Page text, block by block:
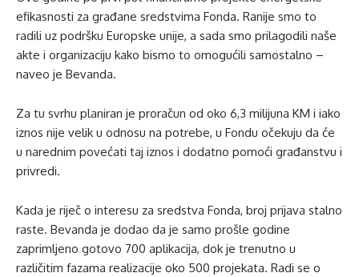
efikasnosti za građane sredstvima Fonda. Ranije smo to
radili uz podršku Europske unije, a sada smo prilagodili naše
akte i organizaciju kako bismo to omogućili samostalno –
naveo je Bevanda.
Za tu svrhu planiran je proračun od oko 6,3 milijuna KM i iako
iznos nije velik u odnosu na potrebe, u Fondu očekuju da će
u narednim povećati taj iznos i dodatno pomoći građanstvu i
privredi.
Kada je riječ o interesu za sredstva Fonda, broj prijava stalno
raste. Bevanda je dodao da je samo prošle godine
zaprimljeno gotovo 700 aplikacija, dok je trenutno u
različitim fazama realizacije oko 500 projekata. Radi se o